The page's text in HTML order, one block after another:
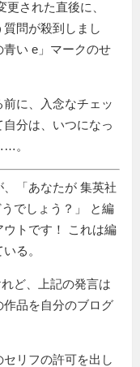
された直後に、
質問が殺到しまし
い e」マークのせ
に、入念なチェッ
分は、いつになっ
。
あなたが 集英社
でしょう？
と編
トです！ これは編
る。
ど、上記の発言は
作品を自分のブログ
リフの許可を出し